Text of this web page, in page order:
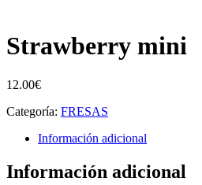
Strawberry mini
12.00€
Categoría: FRESAS
Información adicional
Información adicional